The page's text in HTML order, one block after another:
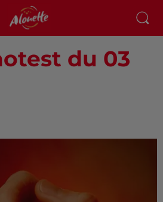
du 03